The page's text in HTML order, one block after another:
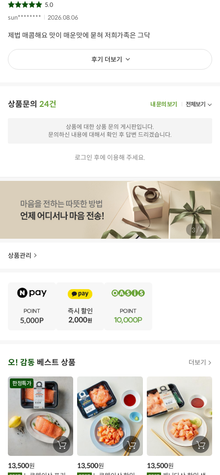
5.0
sun********
2026.08.06
제법 매콤해요 맛이 매운맛에 묻혀 저희가족은 그닥
후기 더보기
상품문의 24건 내 문의 보기 전체보기
상품에 대한 상품 문의 게시판입니다.
문의하신 내용에 대해서 확인 후 답변 드리겠습니다.
로그인 후에 이용해 주세요.
3 /4
상품관리
아
시
인
이
오! 감동 베스트 상품 더보기
한정특가
장
바
에
13,500원
장
바
에
13,500원
장
바
에
13,500원